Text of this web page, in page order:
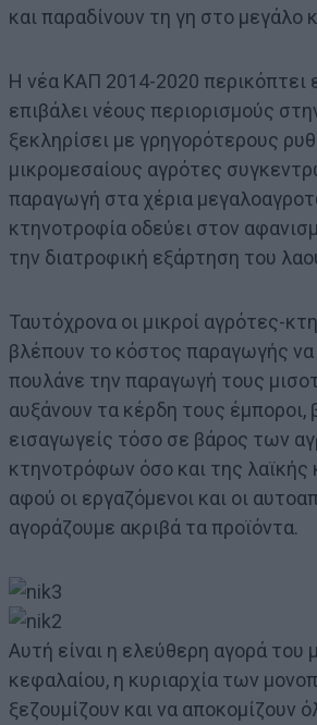
και παραδίνουν τη γη στο μεγάλο
Η νέα ΚΑΠ 2014-2020 περικόπτει
επιβάλει νέους περιορισμούς
ξεκληρίσει με γρηγορότερους
μικρομεσαίους αγρότες
παραγωγή στα χέρια
κτηνοτροφία οδεύει στον
την διατροφική εξάρτηση του
Ταυτόχρονα οι μικροί αγρότες-
βλέπουν το κόστος παραγωγής να
πουλάνε την παραγωγή τους
αυξάνουν τα κέρδη τους έμποροι,
εισαγωγείς τόσο σε βάρος των
κτηνοτρόφων όσο και της
αφού οι εργαζόμενοι και οι
αγοράζουμε ακριβά τα προϊόντα.
Αυτή είναι η ελεύθερη αγορά του
κεφαλαίου, η κυριαρχία των
ξεζουμίζουν και να αποκομίζουν